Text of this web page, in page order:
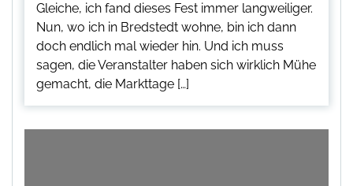
Gleiche, ich fand dieses Fest immer langweiliger.
Nun, wo ich in Bredstedt wohne, bin ich dann
doch endlich mal wieder hin. Und ich muss
sagen, die Veranstalter haben sich wirklich Mühe
gemacht, die Markttage […]